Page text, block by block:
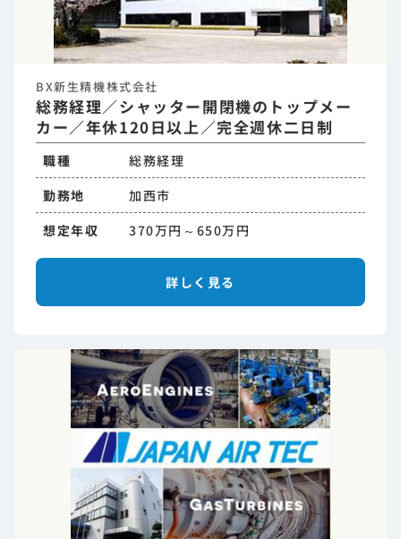
BX新生精機株式会社
総務経理／シャッター開閉機のトップメー
カー／年休120日以上／完全週休二日制
職種
総務経理
勤務地
加西市
想定年収
370万円～650万円
詳しく見る